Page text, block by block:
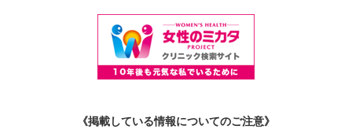
《掲載している情報についてのご注意》